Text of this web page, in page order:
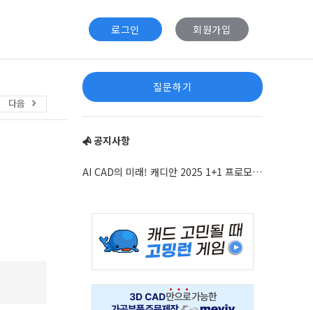
로그인 회원가입
다음
Sidebar
질문하기
공지사항
AI CAD의 미래! 캐디안 2025 1+1 프로모션 안내
234x60